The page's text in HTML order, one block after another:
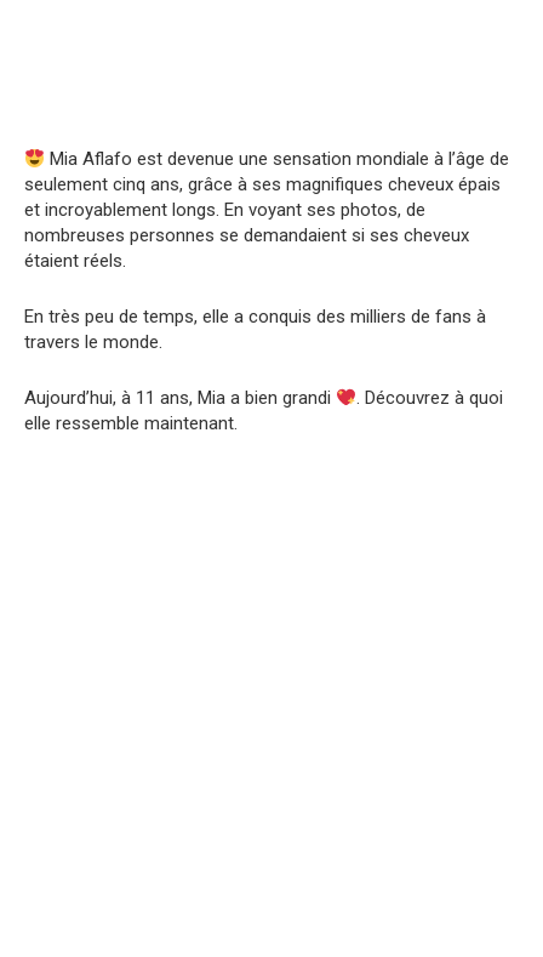
Mia Aflafo est devenue une sensation mondiale à l’âge de
seulement cinq ans, grâce à ses magnifiques cheveux épais
et incroyablement longs. En voyant ses photos, de
nombreuses personnes se demandaient si ses cheveux
étaient réels.
En très peu de temps, elle a conquis des milliers de fans à
travers le monde.
Aujourd’hui, à 11 ans, Mia a bien grandi
. Découvrez à quoi
elle ressemble maintenant.